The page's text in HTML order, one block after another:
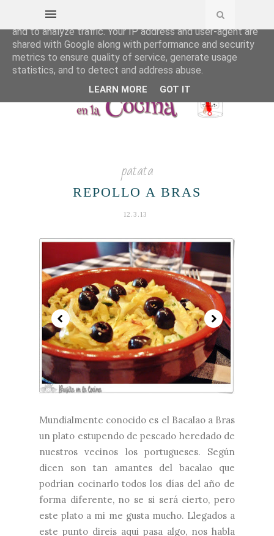
patata
REPOLLO A BRAS
12.3.13
Mundialmente conocido es el Bacalao a Bras
un plato estupendo de pescado heredado de
nuestros vecinos los portugueses. Según
dicen son tan amantes del bacalao que
podrían cocinarlo todos los días del año de
forma diferente, no se si será cierto, pero
este plato a mi me gusta mucho. Llegados a
este punto direis aqui pasa algo, nos habla
This site uses cookies from Google to deliver its services
and to analyze traffic. Your IP address and user-agent are
shared with Google along with performance and security
metrics to ensure quality of service, generate usage
statistics, and to detect and address abuse.
LEARN MORE GOT IT